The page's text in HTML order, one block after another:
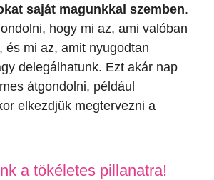
saját magunkkal szemben.
hogy mi az, ami valóban
és mi az, amit nyugodtan
delegálhatunk. Ezt akár nap
átgondolni, például
elkezdjük megtervezni a
a tökéletes pillanatra!